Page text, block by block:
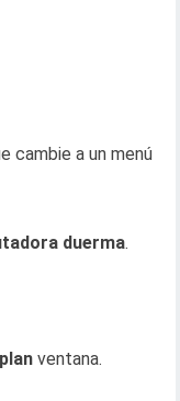
cambie a un menú
duerma.
ventana.